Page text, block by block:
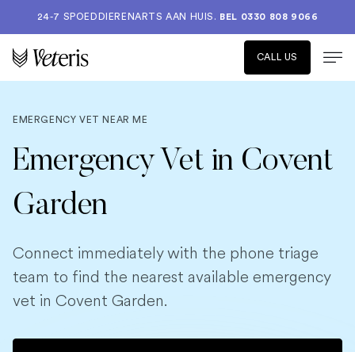
24-7 SPOEDDIERENARTS AAN HUIS. BEL 0330 808 9066
CALL US
EMERGENCY VET NEAR ME
Emergency Vet in Covent
Garden
Connect immediately with the phone triage
team to find the nearest available emergency
vet in Covent Garden.